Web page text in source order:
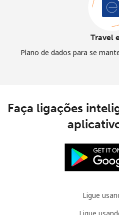
Travel
Plano de dados para se
Faça ligações
Ligue